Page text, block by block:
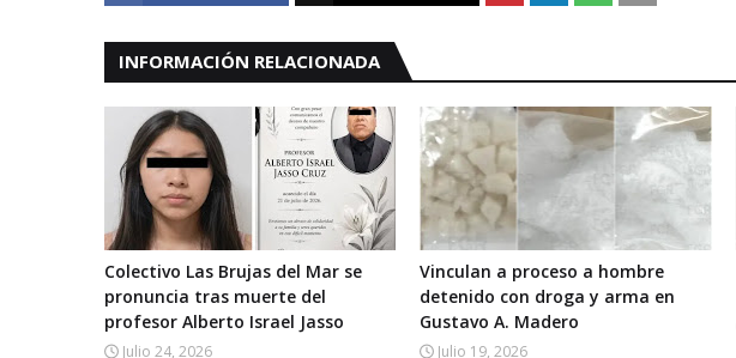
INFORMACIÓN RELACIONADA
Colectivo Las Brujas del Mar se
pronuncia tras muerte del
profesor Alberto Israel Jasso
Julio 24, 2026
Vinculan a proceso a hombre
detenido con droga y arma en
Gustavo A. Madero
Julio 19, 2026